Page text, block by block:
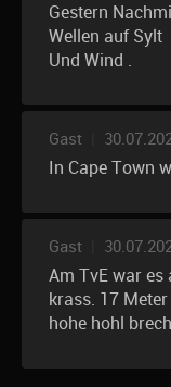
Gestern
Wellen auf Sylt
Und Wind .
Gast
In Cape Town
Gast
Am TvE war
krass. 17
hohe hohl